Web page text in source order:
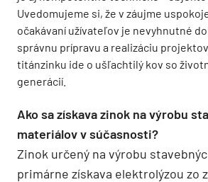
Uvedomujeme si, že v záujme
očakávaní užívateľov je nevyhnutné
správnu prípravu a realizáciu
titánzinku ide o ušľachtilý kov so
generácií.
Ako sa získava zinok na výrobu
materiálov v súčasnosti?
Zinok určený na výrobu
primárne získava elektrolýzou zo